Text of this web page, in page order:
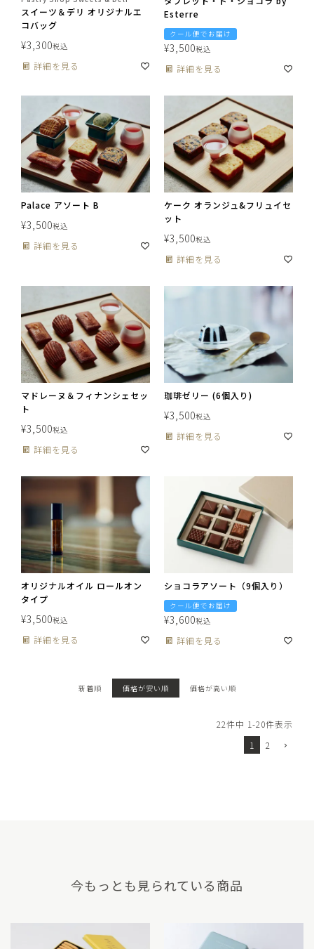
スイーツ＆デリ オリジナルエ
コバッグ
¥3,300税込
詳細を見る
Esterre
クール便でお届け
¥3,500税込
詳細を見る
Palace アソート B
¥3,500税込
詳細を見る
ケーク オランジュ&フリュイセ
ット
¥3,500税込
詳細を見る
マドレーヌ＆フィナンシェセッ
ト
¥3,500税込
詳細を見る
珈琲ゼリー (6個入り)
¥3,500税込
詳細を見る
オリジナルオイル ロールオン
タイプ
¥3,500税込
詳細を見る
ショコラアソート（9個入り）
クール便でお届け
¥3,600税込
詳細を見る
新着順 価格が安い順 価格が高い順
22件中 1-20件表示
1
2
今もっとも見られている商品